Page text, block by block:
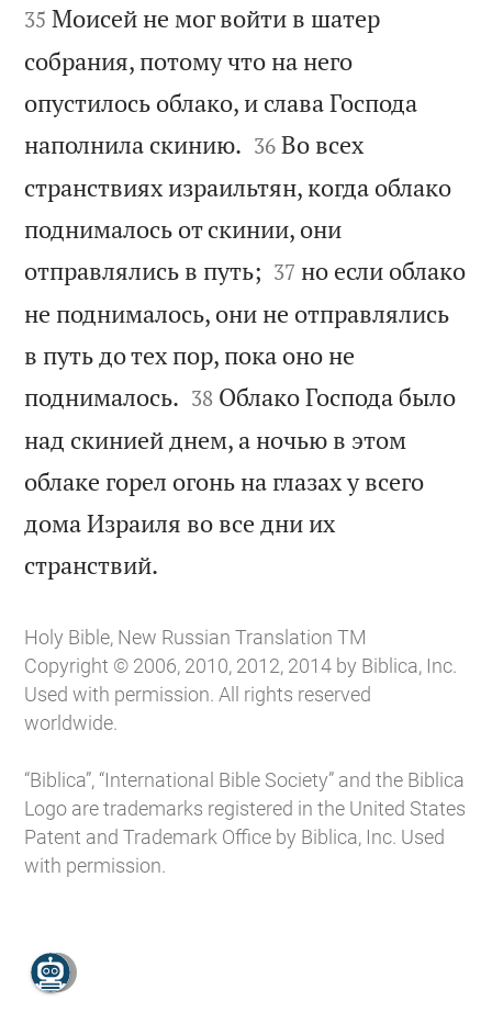
35 Моисей не мог войти в шатер
собрания, потому что на него
опустилось облако, и слава Господа
наполнила скинию. 

36 Во всех
странствиях израильтян, когда облако
поднималось от скинии, они
отправлялись в путь; 

37 но если облако
не поднималось, они не отправлялись
в путь до тех пор, пока оно не
поднималось. 

38 Облако Господа было
над скинией днем, а ночью в этом
облаке горел огонь на глазах у всего
дома Израиля во все дни их
странствий.
Holy Bible, New Russian Translation TM
Copyright © 2006, 2010, 2012, 2014 by Biblica, Inc.
Used with permission. All rights reserved
worldwide.
“Biblica”, “International Bible Society” and the Biblica
Logo are trademarks registered in the United States
Patent and Trademark Office by Biblica, Inc. Used
with permission.